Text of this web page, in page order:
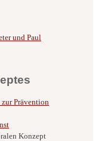
und Paul
Prävention
Konzept